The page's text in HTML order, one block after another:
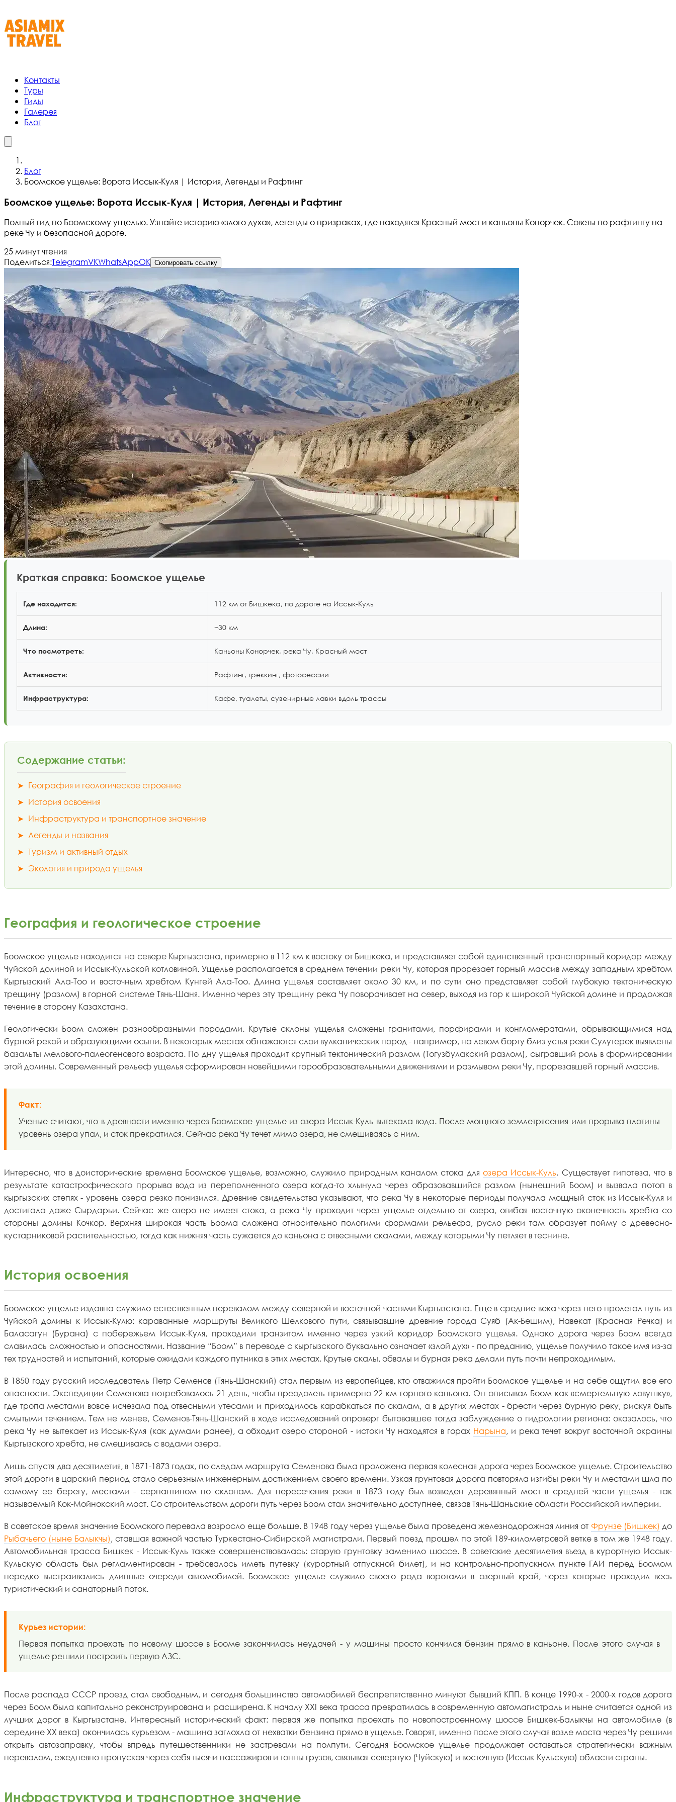
Контакты
Туры
Гиды
Галерея
Блог
Блог
Боомское ущелье: Ворота Иссык-Куля | История, Легенды и Рафтинг
Боомское ущелье: Ворота Иссык-Куля | История, Легенды и Рафтинг
Полный гид по Боомскому ущелью. Узнайте историю «злого духа», легенды о призраках, где находятся Красный мост и каньоны Конорчек. Советы по рафтингу на
реке Чу и безопасной дороге.
25 минут чтения
Поделиться:TelegramVKWhatsAppOK Скопировать ссылку
Краткая справка: Боомское ущелье
Где находится: 112 км от Бишкека, по дороге на Иссык-Куль
Длина: ~30 км
Что посмотреть: Каньоны Конорчек, река Чу, Красный мост
Активности: Рафтинг, треккинг, фотосессии
Инфраструктура: Кафе, туалеты, сувенирные лавки вдоль трассы
Содержание статьи:
➤ География и геологическое строение
➤ История освоения
➤ Инфраструктура и транспортное значение
➤ Легенды и названия
➤ Туризм и активный отдых
➤ Экология и природа ущелья
География и геологическое строение
Боомское ущелье находится на севере Кыргызстана, примерно в 112 км к востоку от Бишкека, и представляет собой единственный транспортный коридор между
Чуйской долиной и Иссык-Кульской котловиной. Ущелье располагается в среднем течении реки Чу, которая прорезает горный массив между западным хребтом
Кыргызский Ала-Тоо и восточным хребтом Кунгей Ала-Тоо. Длина ущелья составляет около 30 км, и по сути оно представляет собой глубокую тектоническую
трещину (разлом) в горной системе Тянь-Шаня. Именно через эту трещину река Чу поворачивает на север, выходя из гор к широкой Чуйской долине и продолжая
течение в сторону Казахстана.
Геологически Боом сложен разнообразными породами. Крутые склоны ущелья сложены гранитами, порфирами и конгломератами, обрывающимися над
бурной рекой и образующими осыпи. В некоторых местах обнажаются слои вулканических пород - например, на левом борту близ устья реки Сулутерек выявлены
базальты мелового-палеогенового возраста. По дну ущелья проходит крупный тектонический разлом (Тогузбулакский разлом), сыгравший роль в формировании
этой долины. Современный рельеф ущелья сформирован новейшими горообразовательными движениями и размывом реки Чу, прорезавшей горный массив.
Факт:
Ученые считают, что в древности именно через Боомское ущелье из озера Иссык-Куль вытекала вода. После мощного землетрясения или прорыва плотины
уровень озера упал, и сток прекратился. Сейчас река Чу течет мимо озера, не смешиваясь с ним.
Интересно, что в доисторические времена Боомское ущелье, возможно, служило природным каналом стока дляозера Иссык-Куль. Существует гипотеза, что в
результате катастрофического прорыва вода из переполненного озера когда-то хлынула через образовавшийся разлом (нынешний Боом) и вызвала потоп в
кыргызских степях - уровень озера резко понизился. Древние свидетельства указывают, что река Чу в некоторые периоды получала мощный сток из Иссык-Куля и
достигала даже Сырдарьи. Сейчас же озеро не имеет стока, а река Чу проходит через ущелье отдельно от озера, огибая восточную оконечность хребта со
стороны долины Кочкор. Верхняя широкая часть Боома сложена относительно пологими формами рельефа, русло реки там образует пойму с древесно-
кустарниковой растительностью, тогда как нижняя часть сужается до каньона с отвесными скалами, между которыми Чу петляет в теснине.
История освоения
Боомское ущелье издавна служило естественным перевалом между северной и восточной частями Кыргызстана. Еще в средние века через него пролегал путь из
Чуйской долины к Иссык-Кулю: караванные маршруты Великого Шелкового пути, связывавшие древние города Суяб (Ак-Бешим), Навекат (Красная Речка) и
Баласагун (Бурана) с побережьем Иссык-Куля, проходили транзитом именно через узкий коридор Боомского ущелья. Однако дорога через Боом всегда
славилась сложностью и опасностями. Название “Боом” в переводе с кыргызского буквально означает «злой дух» - по преданию, ущелье получило такое имя из-за
тех трудностей и испытаний, которые ожидали каждого путника в этих местах. Крутые скалы, обвалы и бурная река делали путь почти непроходимым.
В 1850 году русский исследователь Петр Семенов (Тянь-Шанский) стал первым из европейцев, кто отважился пройти Боомское ущелье и на себе ощутил все его
опасности. Экспедиции Семенова потребовалось 21 день, чтобы преодолеть примерно 22 км горного каньона. Он описывал Боом как «смертельную ловушку»,
где тропа местами вовсе исчезала под отвесными утесами и приходилось карабкаться по скалам, а в других местах - брести через бурную реку, рискуя быть
смытыми течением. Тем не менее, Семенов-Тянь-Шанский в ходе исследований опроверг бытовавшее тогда заблуждение о гидрологии региона: оказалось, что
река Чу не вытекает из Иссык-Куля (как думали ранее), а обходит озеро стороной - истоки Чу находятся в горах Нарына, и река течет вокруг восточной окраины
Кыргызского хребта, не смешиваясь с водами озера.
Лишь спустя два десятилетия, в 1871-1873 годах, по следам маршрута Семенова была проложена первая колесная дорога через Боомское ущелье. Строительство
этой дороги в царский период стало серьезным инженерным достижением своего времени. Узкая грунтовая дорога повторяла изгибы реки Чу и местами шла по
самому ее берегу, местами - серпантином по склонам. Для пересечения реки в 1873 году был возведен деревянный мост в средней части ущелья - так
называемый Кок-Мойнокский мост. Со строительством дороги путь через Боом стал значительно доступнее, связав Тянь-Шаньские области Российской империи.
В советское время значение Боомского перевала возросло еще больше. В 1948 году через ущелье была проведена железнодорожная линия от Фрунзе (Бишкек) до
Рыбачьего (ныне Балыкчы), ставшая важной частью Туркестано-Сибирской магистрали. Первый поезд прошел по этой 189-километровой ветке в том же 1948 году.
Автомобильная трасса Бишкек - Иссык-Куль также совершенствовалась: старую грунтовку заменило шоссе. В советские десятилетия въезд в курортную Иссык-
Кульскую область был регламентирован - требовалось иметь путевку (курортный отпускной билет), и на контрольно-пропускном пункте ГАИ перед Боомом
нередко выстраивались длинные очереди автомобилей. Боомское ущелье служило своего рода воротами в озерный край, через которые проходил весь
туристический и санаторный поток.
Курьез истории:
Первая попытка проехать по новому шоссе в Бооме закончилась неудачей - у машины просто кончился бензин прямо в каньоне. После этого случая в
ущелье решили построить первую АЗС.
После распада СССР проезд стал свободным, и сегодня большинство автомобилей беспрепятственно минуют бывший КПП. В конце 1990-х - 2000-х годов дорога
через Боом была капитально реконструирована и расширена. К началу XXI века трасса превратилась в современную автомагистраль и ныне считается одной из
лучших дорог в Кыргызстане. Интересный исторический факт: первая же попытка проехать по новопостроенному шоссе Бишкек-Балыкчы на автомобиле (в
середине XX века) окончилась курьезом - машина заглохла от нехватки бензина прямо в ущелье. Говорят, именно после этого случая возле моста через Чу решили
открыть автозаправку, чтобы впредь путешественники не застревали на полпути. Сегодня Боомское ущелье продолжает оставаться стратегически важным
перевалом, ежедневно пропуская через себя тысячи пассажиров и тонны грузов, связывая северную (Чуйскую) и восточную (Иссык-Кульскую) области страны.
Инфраструктура и транспортное значение